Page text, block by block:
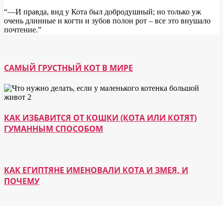
“―И правда, вид у Кота был добродушный; но только уж
очень длинные и когти и зубов полон рот – все это внушало
почтение.”
САМЫЙ ГРУСТНЫЙ КОТ В МИРЕ
КАК ИЗБАВИТСЯ ОТ КОШКИ (КОТА ИЛИ КОТЯТ)
ГУМАННЫМ СПОСОБОМ
КАК ЕГИПТЯНЕ ИМЕНОВАЛИ КОТА И ЗМЕЯ, И
ПОЧЕМУ